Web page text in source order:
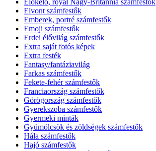
Előkelő, royal Nagy-Britannia számfestők
Elvont számfestők
Emberek, portré számfestők
Emoji számfestők
Erdei élővilág számfestők
Extra saját fotós képek
Extra festék
Fantasy/fantáziavilág
Farkas számfestők
Fekete-fehér számfestők
Franciaország számfestők
Görögország számfestők
Gyerekszoba számfestők
Gyermeki minták
Gyümölcsök és zöldségek számfestők
Hála számfestők
Hajó számfestők